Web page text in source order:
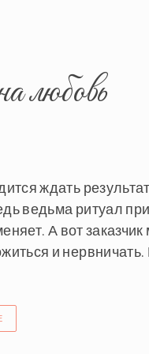
любовь
ждать
ведьма ритуал
А вот
и